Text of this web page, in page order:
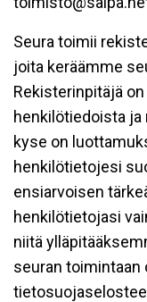
Seura toimii
joita keräämme
Rekisterinpitäjä
henkilötiedoista
kyse on
henkilötietojesi
ensiarvoisen
henkilötietojasi
niitä
seuran toimintaan